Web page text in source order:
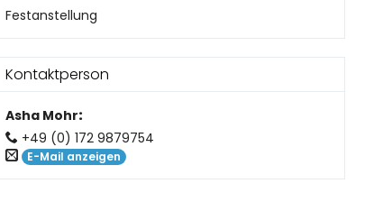
Festanstellung
Kontaktperson
Asha Mohr:
+49 (0) 172 9879754
E-Mail anzeigen